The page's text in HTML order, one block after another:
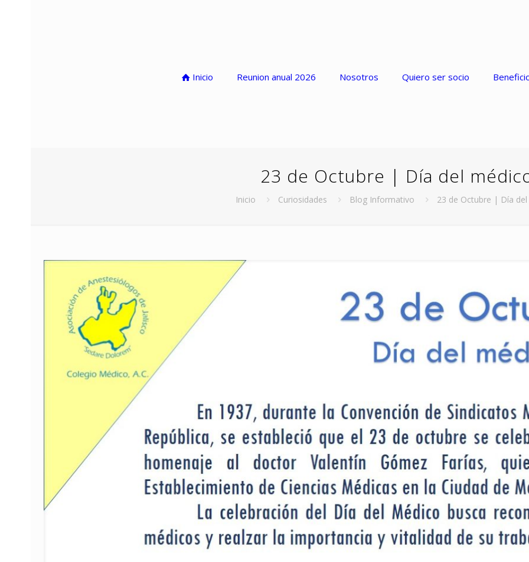
Inicio Reunion anual 2026 Nosotros Quiero ser socio
23 de Octubre | Día del
Inicio Curiosidades Blog Informativo 23 de Octubre | Día